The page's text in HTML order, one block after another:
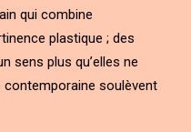
qui combine
plastique ; des
sens plus qu’elles ne
contemporaine soulèvent